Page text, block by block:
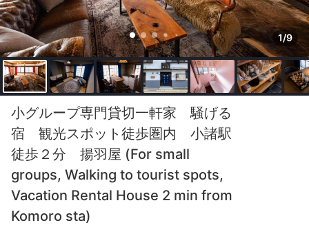
1/9
小グループ専門貸切一軒家 騒げる
宿 観光スポット徒歩圏内 小諸駅
徒歩２分 揚羽屋 (For small
groups, Walking to tourist spots,
Vacation Rental House 2 min from
Komoro sta)